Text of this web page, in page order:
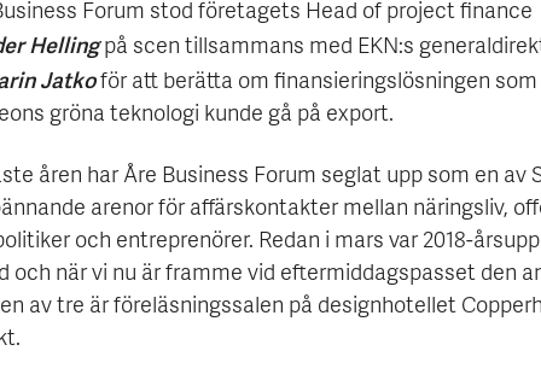
Forum stod företagets Head of project finance
Hellingpå scen tillsammans med EKN:s
Jatkoför att berätta om finansieringslösningen
gröna teknologi kunde gå på export.
åren har Åre Business Forum seglat upp som en av
arenor för affärskontakter mellan näringsliv,
och entreprenörer. Redan i mars var 2018-
och när vi nu är framme vid eftermiddagspasset den
av tre är föreläsningssalen på designhotellet